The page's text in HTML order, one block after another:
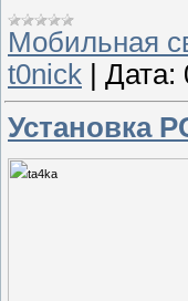
Мобильная
t0nick
Дата:
Установка